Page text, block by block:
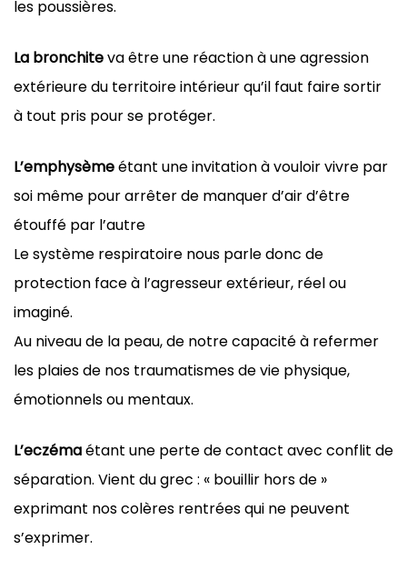
les poussières.
La bronchiteva être une réaction à une agression
extérieure du territoire intérieur qu’il faut faire sortir
à tout pris pour se protéger.
L’emphysèmeétant une invitation à vouloir vivre par
soi même pour arrêter de manquer d’air d’être
étouffé par l’autre
Le système respiratoire nous parle donc de
protection face à l’agresseur extérieur, réel ou
imaginé.
Au niveau de la peau, de notre capacité à refermer
les plaies de nos traumatismes de vie physique,
émotionnels ou mentaux.
L’eczémaétant une perte de contact avec conflit de
séparation. Vient du grec : « bouillir hors de »
exprimant nos colères rentrées qui ne peuvent
s’exprimer.